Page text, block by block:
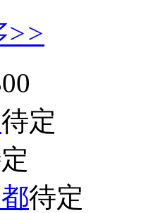
>>
待定
待定